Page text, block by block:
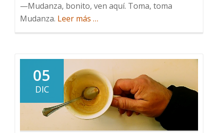
—Mudanza, bonito, ven aquí. Toma, toma
Mudanza. Leer más acerca
perro
…
05
DIC